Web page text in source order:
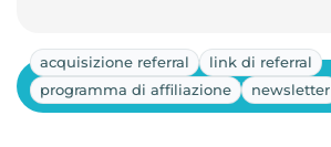
acquisizione referral
link di referral
programma di affiliazione
newsletter
Mostra altri